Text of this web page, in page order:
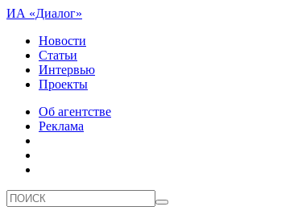
ИА «Диалог»
Новости
Статьи
Интервью
Проекты
Об агентстве
Реклама